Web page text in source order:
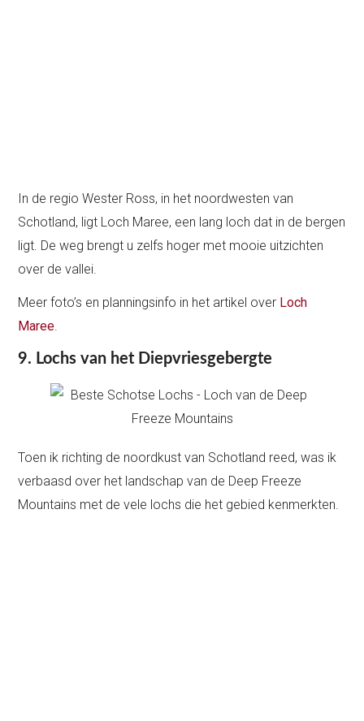
In de regio Wester Ross, in het noordwesten van
Schotland, ligt Loch Maree, een lang loch dat in de bergen
ligt. De weg brengt u zelfs hoger met mooie uitzichten
over de vallei.
Meer foto’s en planningsinfo in het artikel over Loch
Maree.
9. Lochs van het Diepvriesgebergte
Toen ik richting de noordkust van Schotland reed, was ik
verbaasd over het landschap van de Deep Freeze
Mountains met de vele lochs die het gebied kenmerkten.